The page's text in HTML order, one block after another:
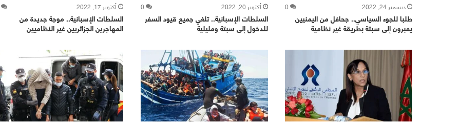
ديسمبر 24, 2022 0
طلبا للجوء السياسي.. جحافل من اليمنيين
يعبرون إلى سبتة بطريقة غير نظامية
أكتوبر 20, 2022 0
السلطات الإسبانية.. تلغي جميع قيود السفر
للدخول إلى سبتة ومليلية
أكتوبر 17, 2022
السلطات الإسبانية.. موجة جديدة من
المهاجرين الجزائريين غير النظاميين